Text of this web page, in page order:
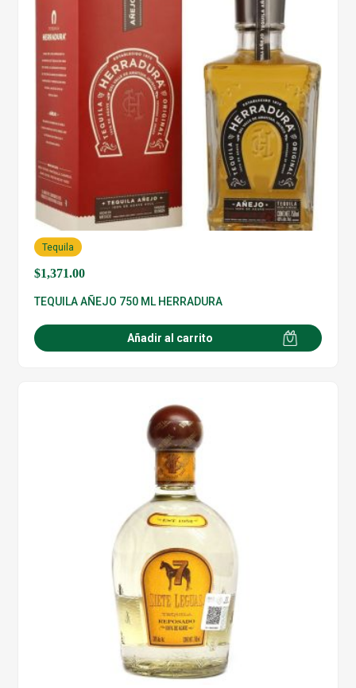
$1,371.00
Tequila
TEQUILA AÑEJO 750 ML HERRADURA
Añadir al carrito